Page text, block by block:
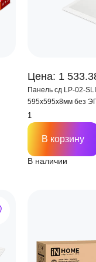
Цена: 1
Панель сд LP-02-
595х595х8мм без
В наличии
В корзину